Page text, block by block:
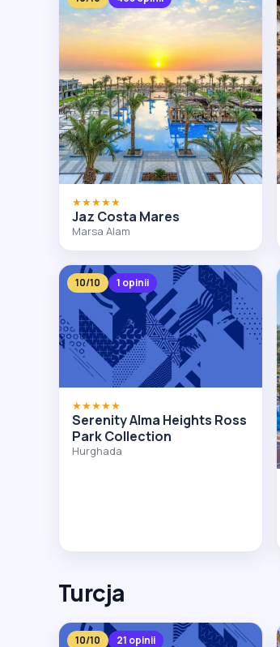
★★★★★
Jaz Costa Mares
Marsa Alam
10/10 1 opinii
★★★★★
Serenity Alma Heights Ross
Park Collection
Hurghada
Turcja
10/10 21 opinii